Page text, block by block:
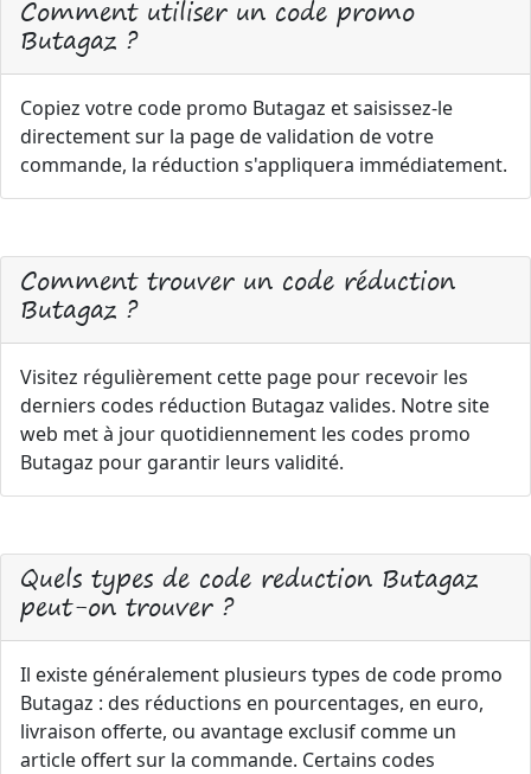
Comment utiliser un code promo
Butagaz ?
Copiez votre code promo Butagaz et saisissez-le
directement sur la page de validation de votre
commande, la réduction s'appliquera immédiatement.
Comment trouver un code réduction
Butagaz ?
Visitez régulièrement cette page pour recevoir les
derniers codes réduction Butagaz valides. Notre site
web met à jour quotidiennement les codes promo
Butagaz pour garantir leurs validité.
Quels types de code reduction Butagaz
peut-on trouver ?
Il existe généralement plusieurs types de code promo
Butagaz : des réductions en pourcentages, en euro,
livraison offerte, ou avantage exclusif comme un
article offert sur la commande. Certains codes